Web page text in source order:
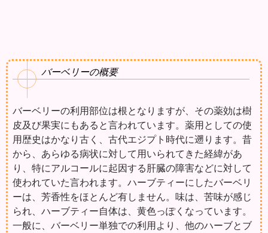
バーベリーの概要
バーベリーの利用部位は根となりますが、その薬効は樹
皮及び果実にもあると言われています。薬用としての使
用歴史はかなり古く、古代エジプト時代に遡ります。昔
から、あらゆる病状に対して用いられてきた経緯があ
り、特にアルコールに起因する肝臓の障害などに対して
使われていた言われます。ハーブティーにしたバーベリ
ーは、芳香性をほとんど有しません。味は、苦味が感じ
られ、ハーブティー自体は、黄色っぽくなっています。
一般に、バーベリー単独での利用より、他のハーブとブ